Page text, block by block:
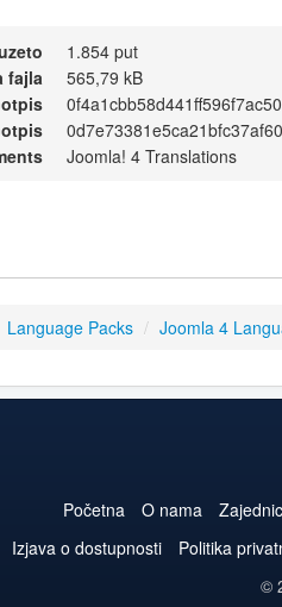
1.854 put
fajla
565,79 kB
Joomla! 4 Translations
Language Packs / Joomla 4
Početna O nama
Izjava o dostupnosti
Politika
©